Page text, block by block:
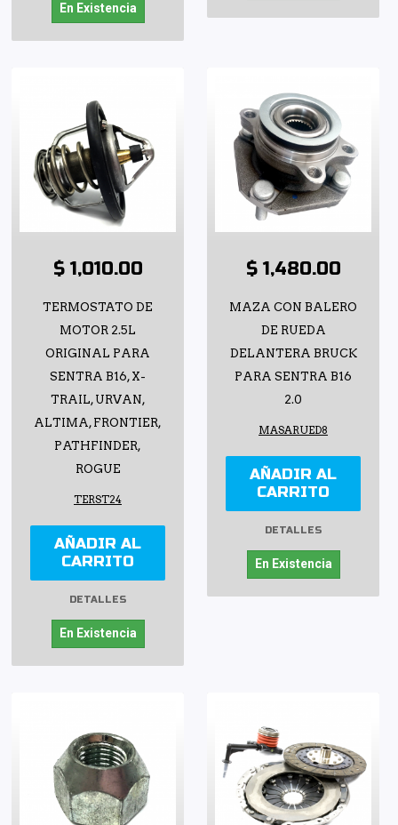
En Existencia
$ 1,010.00
TERMOSTATO DE
MOTOR 2.5L
ORIGINAL PARA
SENTRA B16, X-
TRAIL, URVAN,
ALTIMA, FRONTIER,
PATHFINDER,
ROGUE
TERST24
AÑADIR AL
CARRITO
DETALLES
En Existencia
$ 1,480.00
MAZA CON BALERO
DE RUEDA
DELANTERA BRUCK
PARA SENTRA B16
2.0
MASARUED8
AÑADIR AL
CARRITO
DETALLES
En Existencia